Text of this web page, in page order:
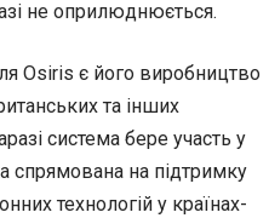
не оприлюднюється.
Osiris є його виробництво
та інших
система бере участь у
спрямована на підтримку
технологій у країнах-